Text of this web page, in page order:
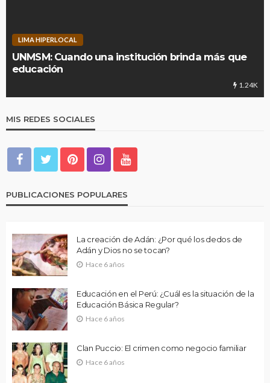
LIMA HIPERLOCAL
UNMSM: Cuando una institución brinda más que
educación
1.24K
MIS REDES SOCIALES
PUBLICACIONES POPULARES
La creación de Adán: ¿Por qué los dedos de
Adán y Dios no se tocan?
Hace 6 años
Educación en el Perú: ¿Cuál es la situación de la
Educación Básica Regular?
Hace 6 años
Clan Puccio: El crimen como negocio familiar
Hace 6 años